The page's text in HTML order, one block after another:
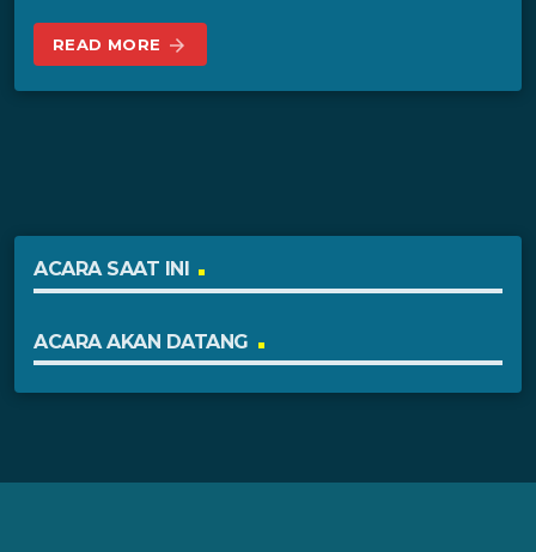
READ MORE arrow_forward
ACARA SAAT INI
ACARA AKAN DATANG